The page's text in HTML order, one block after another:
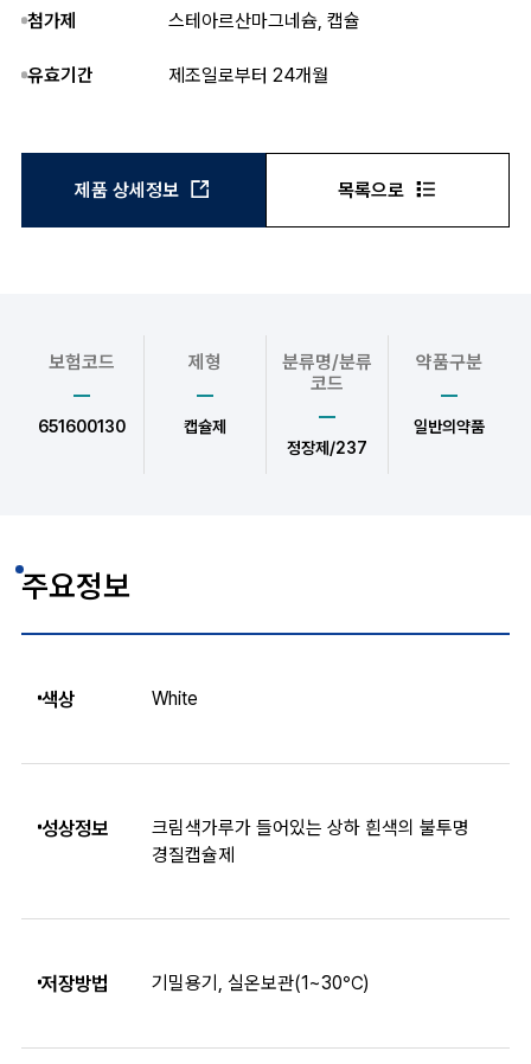
첨가제 스테아르산마그네슘, 캡슐
유효기간 제조일로부터 24개월
제품 상세정보 목록으로
보험코드
651600130
제형
캡슐제
분류명/분류
코드
정장제/237
약품구분
일반의약품
주요정보
색상 White
성상정보
크림색가루가 들어있는 상하 흰색의 불투명
경질캡슐제
저장방법 기밀용기, 실온보관(1~30℃)